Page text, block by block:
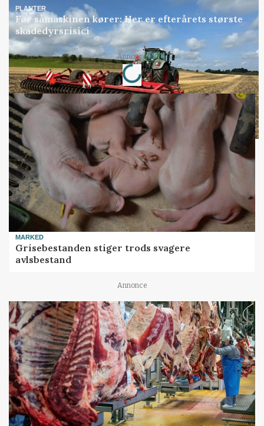
PLANTER
Før såmaskinen kører: Her er efterårets største
skadedyrsrisici
Annonce
Loading...
MARKED
Grisebestanden stiger trods svagere
avlsbestand
Annonce